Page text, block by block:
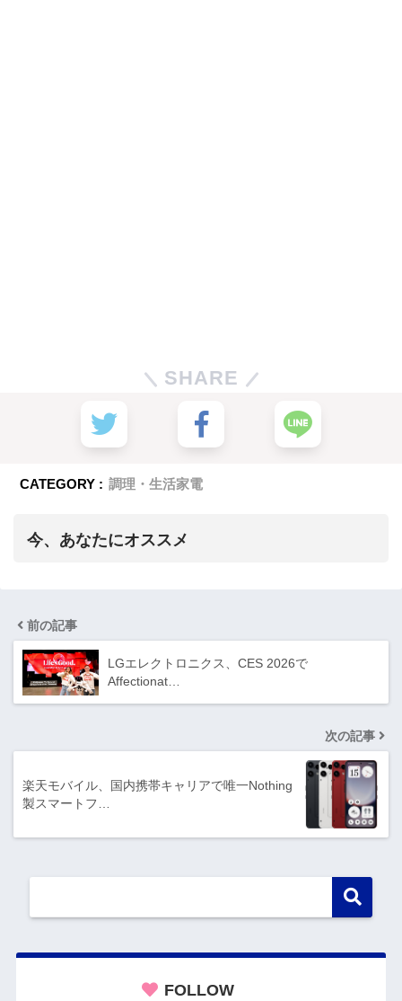
SHARE
CATEGORY : 調理・生活家電
今、あなたにオススメ
前の記事
LGエレクトロニクス、CES 2026で
Affectionat…
次の記事
楽天モバイル、国内携帯キャリアで唯一Nothing
製スマートフ…
FOLLOW